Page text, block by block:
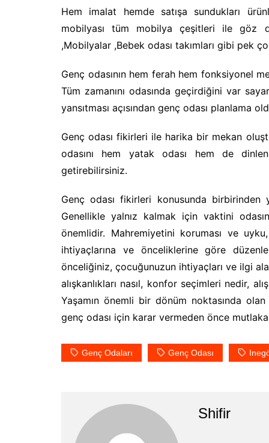
Hem imalat hemde satışa sundukları
mobilyası tüm mobilya çeşitleri ile göz
,Mobilyalar ,Bebek odası takımları gibi pek
Genç odasının hem ferah hem fonksiyonel
Tüm zamanını odasında geçirdiğini var
yansıtması açısından genç odası planlama
Genç odası fikirleri ile harika bir mekan
odasını hem yatak odası hem de
getirebilirsiniz.
Genç odası fikirleri konusunda birbirinden
Genellikle yalnız kalmak için vaktini
önemlidir. Mahremiyetini koruması ve
ihtiyaçlarına ve önceliklerine göre
önceliğiniz, çocuğunuzun ihtiyaçları ve ilgi
alışkanlıkları nasıl, konfor seçimleri nedir,
Yaşamın önemli bir dönüm noktasında
genç odası için karar vermeden önce
Genç Odaları Genç Odası
Shifir